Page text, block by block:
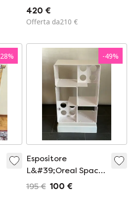
design italiano, anni
'60
420 €
Offerta da210 €
28% -49%
Espositore
L&#39;Oreal Space
Age
195 € 100 €